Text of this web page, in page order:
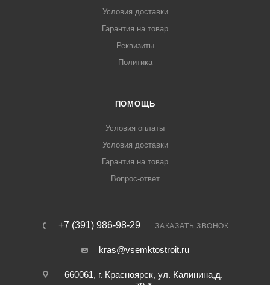
Условия доставки
Гарантия на товар
Реквизиты
Политика
ПОМОЩЬ
Условия оплаты
Условия доставки
Гарантия на товар
Вопрос-ответ
+7 (391) 986-98-29 ЗАКАЗАТЬ ЗВОНОК
kras@vsemktostroit.ru
660061, г. Красноярск, ул. ​Калинина,д.